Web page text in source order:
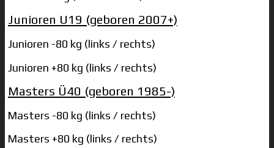
Junioren U19 (geboren 2007+)
Junioren -80 kg (links / rechts)
Junioren +80 kg (links / rechts)
Masters Ü40 (geboren 1985-)
Masters -80 kg (links / rechts)
Masters +80 kg (links / rechts)